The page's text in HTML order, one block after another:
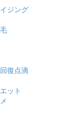
ジング
復点滴
ット